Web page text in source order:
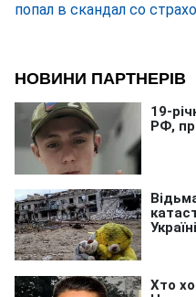
попал в скандал со